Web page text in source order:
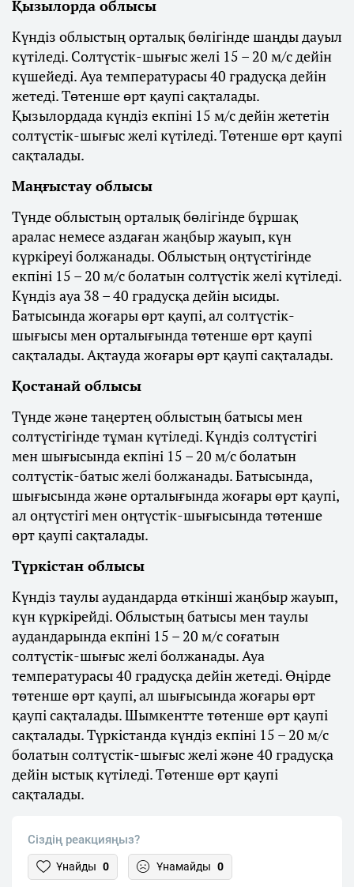
Қызылорда облысы
Күндіз облыстың орталық бөлігінде шаңды дауыл
күтіледі. Солтүстік-шығыс желі 15 – 20 м/с дейін
күшейеді. Ауа температурасы 40 градусқа дейін
жетеді. Төтенше өрт қаупі сақталады.
Қызылордада күндіз екпіні 15 м/с дейін жететін
солтүстік-шығыс желі күтіледі. Төтенше өрт қаупі
сақталады.
Маңғыстау облысы
Түнде облыстың орталық бөлігінде бұршақ
аралас немесе аздаған жаңбыр жауып, күн
күркіреуі болжанады. Облыстың оңтүстігінде
екпіні 15 – 20 м/с болатын солтүстік желі күтіледі.
Күндіз ауа 38 – 40 градусқа дейін ысиды.
Батысында жоғары өрт қаупі, ал солтүстік-
шығысы мен орталығында төтенше өрт қаупі
сақталады. Ақтауда жоғары өрт қаупі сақталады.
Қостанай облысы
Түнде және таңертең облыстың батысы мен
солтүстігінде тұман күтіледі. Күндіз солтүстігі
мен шығысында екпіні 15 – 20 м/с болатын
солтүстік-батыс желі болжанады. Батысында,
шығысында және орталығында жоғары өрт қаупі,
ал оңтүстігі мен оңтүстік-шығысында төтенше
өрт қаупі сақталады.
Түркістан облысы
Күндіз таулы аудандарда өткінші жаңбыр жауып,
күн күркірейді. Облыстың батысы мен таулы
аудандарында екпіні 15 – 20 м/с соғатын
солтүстік-шығыс желі болжанады. Ауа
температурасы 40 градусқа дейін жетеді. Өңірде
төтенше өрт қаупі, ал шығысында жоғары өрт
қаупі сақталады. Шымкентте төтенше өрт қаупі
сақталады. Түркістанда күндіз екпіні 15 – 20 м/с
болатын солтүстік-шығыс желі және 40 градусқа
дейін ыстық күтіледі. Төтенше өрт қаупі
сақталады.
Сіздің реакцияңыз?
Ұнайды 0 Ұнамайды 0